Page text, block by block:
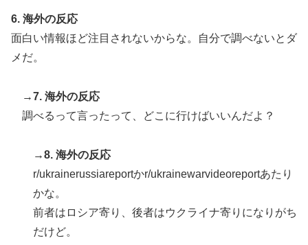
みたら、なぜか辛ラーメンだけ売れ残っていたんで
す…」
▶
で海外絶賛！【海外の反応】
6. 海外の反応
面白い情報ほど注目されないからな。自分で調べないとダ
メだ。
→7. 海外の反応
調べるって言ったって、どこに行けばいいんだよ？
→8. 海外の反応
r/ukrainerussiareportかr/ukrainewarvideoreportあたり
かな。
前者はロシア寄り、後者はウクライナ寄りになりがち
だけど。